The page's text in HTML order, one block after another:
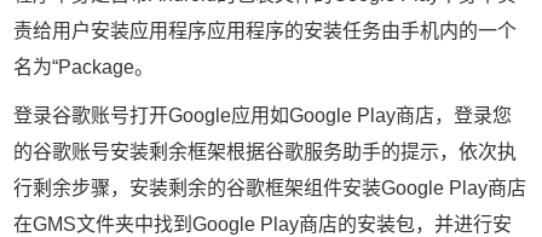
责给用户安装应用程序应用程序的安装任务由手机内的一个
名为“Package。
登录谷歌账号打开Google应用如Google Play商店，登录您
的谷歌账号安装剩余框架根据谷歌服务助手的提示，依次执
行剩余步骤，安装剩余的谷歌框架组件安装Google Play商店
在GMS文件夹中找到Google Play商店的安装包，并进行安